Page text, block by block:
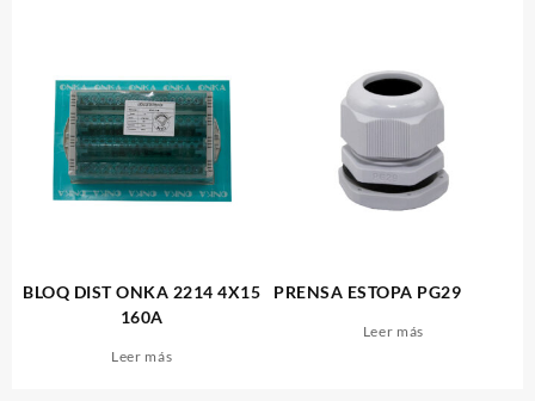
BLOQ DIST ONKA 2214 4X15
160A
Leer más
PRENSA ESTOPA PG29
Leer más